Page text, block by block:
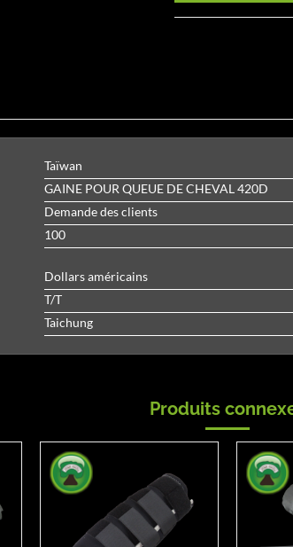
Taïwan
GAINE POUR QUEUE DE CHEVAL 420D
Demande des clients
100
Dollars américains
T/T
Taichung
Produits